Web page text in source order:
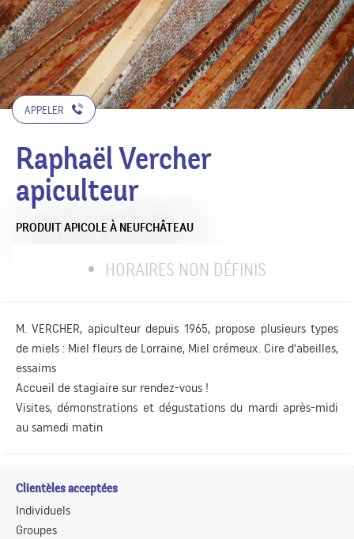
APPELER
Raphaël Vercher
apiculteur
PRODUIT APICOLE À NEUFCHÂTEAU
HORAIRES NON DÉFINIS
M. VERCHER, apiculteur depuis 1965, propose plusieurs types
de miels : Miel fleurs de Lorraine, Miel crémeux. Cire d'abeilles,
essaims
Accueil de stagiaire sur rendez-vous !
Visites, démonstrations et dégustations du mardi après-midi
au samedi matin
Clientèles acceptées
Individuels
Groupes